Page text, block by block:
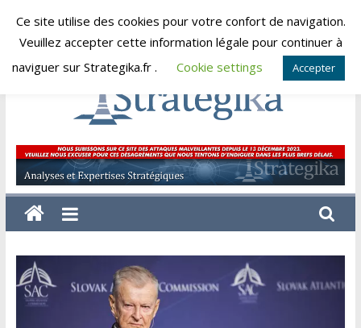
Skip
samedi, août 8, 2026
Strategika
Expertise
et
Analyses
Ce site utilise des cookies pour votre confort de navigation.
Veuillez accepter cette information légale pour continuer à
naviguer sur Strategika.fr .
Cookie settings Accepter